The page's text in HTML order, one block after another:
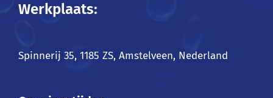
Werkplaats:
Spinnerij 35, 1185 ZS, Amstelveen, Nederland